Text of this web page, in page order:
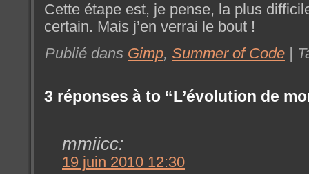
Cette étape est, je pense, la plus
certain. Mais j’en verrai le bout !
Publié dans Gimp, Summer of Code |
3 réponses à to “L’évolution de
mmiicc:
19 juin 2010 12:30